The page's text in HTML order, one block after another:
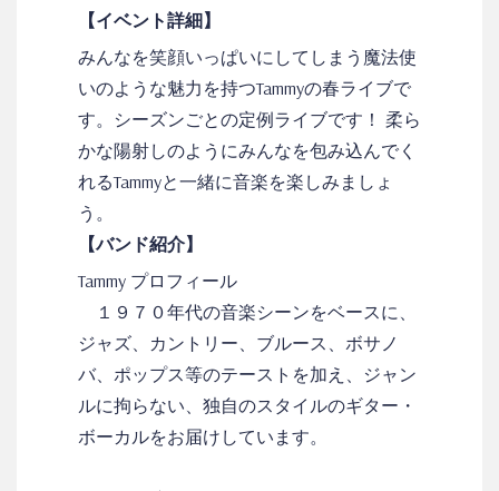
【イベント詳細】
みんなを笑顔いっぱいにしてしまう魔法使
いのような魅力を持つTammyの春ライブで
す。シーズンごとの定例ライブです！ 柔ら
かな陽射しのようにみんなを包み込んでく
れるTammyと一緒に音楽を楽しみましょ
う。
【バンド紹介】
Tammy プロフィール
１９７０年代の音楽シーンをベースに、
ジャズ、カントリー、ブルース、ボサノ
バ、ポップス等のテーストを加え、ジャン
ルに拘らない、独自のスタイルのギター・
ボーカルをお届けしています。